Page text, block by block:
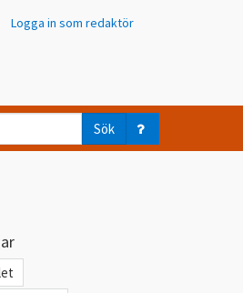
Logga in som redaktör
Sök